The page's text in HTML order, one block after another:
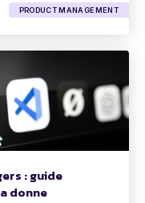
PRODUCT MANAGEMENT
: guide
donne